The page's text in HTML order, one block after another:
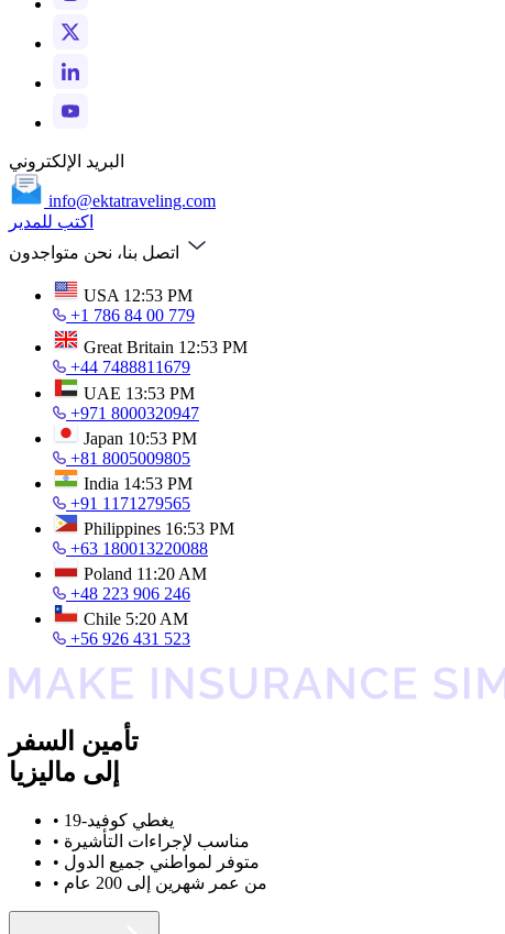
البريد الإلكتروني
info@ektatraveling.com
اكتب للمدير
اتصل بنا، نحن متواجدون
USA 12:53 PM
+1 786 84 00 779
Great Britain 12:53 PM
+44 7488811679
UAE 13:53 PM
+971 8000320947
Japan 10:53 PM
+81 8005009805
India 14:53 PM
+91 1171279565
Philippines 16:53 PM
+63 180013220088
Poland 11:20 AM
+48 223 906 246
Chile 5:20 AM
+56 926 431 523
تأمين السفر
إلى ماليزيا
• يغطي كوفيد-19
• مناسب لإجراءات التأشيرة
• متوفر لمواطني جميع الدول
• من عمر شهرين إلى 200 عام